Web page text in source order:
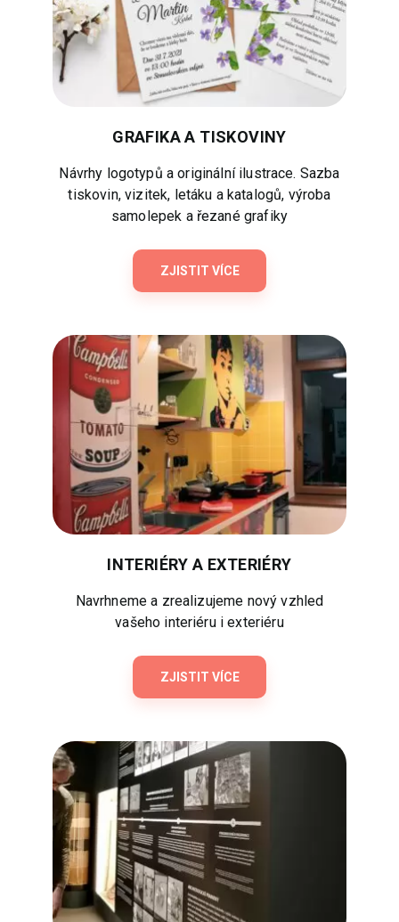
GRAFIKA A TISKOVINY
Návrhy logotypů a originální ilustrace. Sazba
tiskovin, vizitek, letáku a katalogů, výroba
samolepek a řezané grafiky
ZJISTIT VÍCE
INTERIÉRY A EXTERIÉRY
Navrhneme a zrealizujeme nový vzhled
vašeho interiéru i exteriéru
ZJISTIT VÍCE